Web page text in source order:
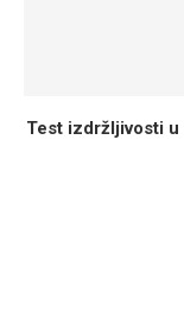
Test izdržljivosti u